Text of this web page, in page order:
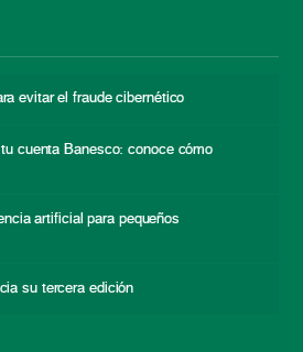
evitar el fraude cibernético
cuenta Banesco: conoce cómo
artificial para pequeños
su tercera edición